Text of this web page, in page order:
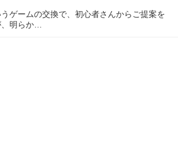
ゲームの交換で、初心者さんからご提案を
明らか…